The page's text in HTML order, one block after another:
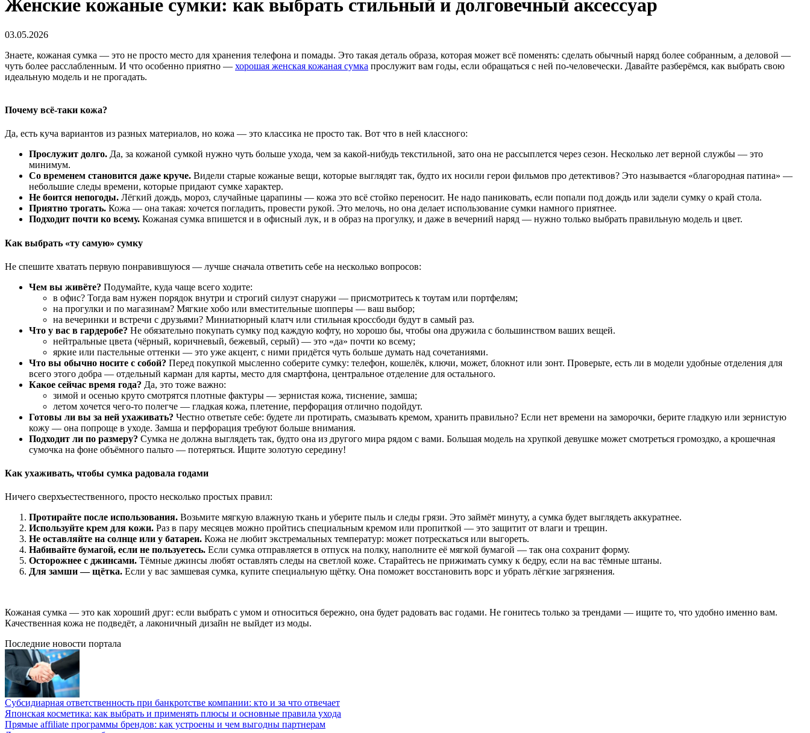
Женские кожаные сумки: как выбрать стильный и долговечный аксессуар
03.05.2026
Знаете, кожаная сумка — это не просто место для хранения телефона и помады. Это такая деталь образа, которая может всё поменять: сделать обычный наряд более собранным, а деловой —
чуть более расслабленным. И что особенно приятно — хорошая женская кожаная сумка прослужит вам годы, если обращаться с ней по-человечески. Давайте разберёмся, как выбрать свою
идеальную модель и не прогадать.
Почему всё-таки кожа?
Да, есть куча вариантов из разных материалов, но кожа — это классика не просто так. Вот что в ней классного:
Прослужит долго. Да, за кожаной сумкой нужно чуть больше ухода, чем за какой‑нибудь текстильной, зато она не рассыплется через сезон. Несколько лет верной службы — это
минимум.
Со временем становится даже круче. Видели старые кожаные вещи, которые выглядят так, будто их носили герои фильмов про детективов? Это называется «благородная патина» —
небольшие следы времени, которые придают сумке характер.
Не боится непогоды. Лёгкий дождь, мороз, случайные царапины — кожа это всё стойко переносит. Не надо паниковать, если попали под дождь или задели сумку о край стола.
Приятно трогать. Кожа — она такая: хочется погладить, провести рукой. Это мелочь, но она делает использование сумки намного приятнее.
Подходит почти ко всему. Кожаная сумка впишется и в офисный лук, и в образ на прогулку, и даже в вечерний наряд — нужно только выбрать правильную модель и цвет.
Как выбрать «ту самую» сумку
Не спешите хватать первую понравившуюся — лучше сначала ответить себе на несколько вопросов:
Чем вы живёте? Подумайте, куда чаще всего ходите:
в офис? Тогда вам нужен порядок внутри и строгий силуэт снаружи — присмотритесь к тоутам или портфелям;
на прогулки и по магазинам? Мягкие хобо или вместительные шопперы — ваш выбор;
на вечеринки и встречи с друзьями? Миниатюрный клатч или стильная кроссбоди будут в самый раз.
Что у вас в гардеробе? Не обязательно покупать сумку под каждую кофту, но хорошо бы, чтобы она дружила с большинством ваших вещей.
нейтральные цвета (чёрный, коричневый, бежевый, серый) — это «да» почти ко всему;
яркие или пастельные оттенки — это уже акцент, с ними придётся чуть больше думать над сочетаниями.
Что вы обычно носите с собой? Перед покупкой мысленно соберите сумку: телефон, кошелёк, ключи, может, блокнот или зонт. Проверьте, есть ли в модели удобные отделения для
всего этого добра — отдельный карман для карты, место для смартфона, центральное отделение для остального.
Какое сейчас время года? Да, это тоже важно:
зимой и осенью круто смотрятся плотные фактуры — зернистая кожа, тиснение, замша;
летом хочется чего‑то полегче — гладкая кожа, плетение, перфорация отлично подойдут.
Готовы ли вы за ней ухаживать? Честно ответьте себе: будете ли протирать, смазывать кремом, хранить правильно? Если нет времени на заморочки, берите гладкую или зернистую
кожу — она попроще в уходе. Замша и перфорация требуют больше внимания.
Подходит ли по размеру? Сумка не должна выглядеть так, будто она из другого мира рядом с вами. Большая модель на хрупкой девушке может смотреться громоздко, а крошечная
сумочка на фоне объёмного пальто — потеряться. Ищите золотую середину!
Как ухаживать, чтобы сумка радовала годами
Ничего сверхъестественного, просто несколько простых правил:
Протирайте после использования. Возьмите мягкую влажную ткань и уберите пыль и следы грязи. Это займёт минуту, а сумка будет выглядеть аккуратнее.
Используйте крем для кожи. Раз в пару месяцев можно пройтись специальным кремом или пропиткой — это защитит от влаги и трещин.
Не оставляйте на солнце или у батареи. Кожа не любит экстремальных температур: может потрескаться или выгореть.
Набивайте бумагой, если не пользуетесь. Если сумка отправляется в отпуск на полку, наполните её мягкой бумагой — так она сохранит форму.
Осторожнее с джинсами. Тёмные джинсы любят оставлять следы на светлой коже. Старайтесь не прижимать сумку к бедру, если на вас тёмные штаны.
Для замши — щётка. Если у вас замшевая сумка, купите специальную щётку. Она поможет восстановить ворс и убрать лёгкие загрязнения.
Кожаная сумка — это как хороший друг: если выбрать с умом и относиться бережно, она будет радовать вас годами. Не гонитесь только за трендами — ищите то, что удобно именно вам.
Качественная кожа не подведёт, а лаконичный дизайн не выйдет из моды.
Последние новости портала
Субсидиарная ответственность при банкротстве компании: кто и за что отвечает
Японская косметика: как выбрать и применять плюсы и основные правила ухода
Прямые affiliate программы брендов: как устроены и чем выгодны партнерам